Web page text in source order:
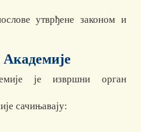
утврђене законом и
је извршни орган
сачињавају: